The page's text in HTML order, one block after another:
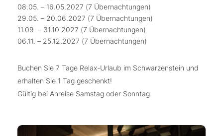
08.05. – 16.05.2027 (7 Übernachtungen)
29.05. – 20.06.2027 (7 Übernachtungen)
11.09. – 31.10.2027 (7 Übernachtungen)
06.11. – 25.12.2027 (7 Übernachtungen)
Buchen Sie 7 Tage Relax-Urlaub im Schwarzenstein und
erhalten Sie 1 Tag geschenkt!
Gültig bei Anreise Samstag oder Sonntag.